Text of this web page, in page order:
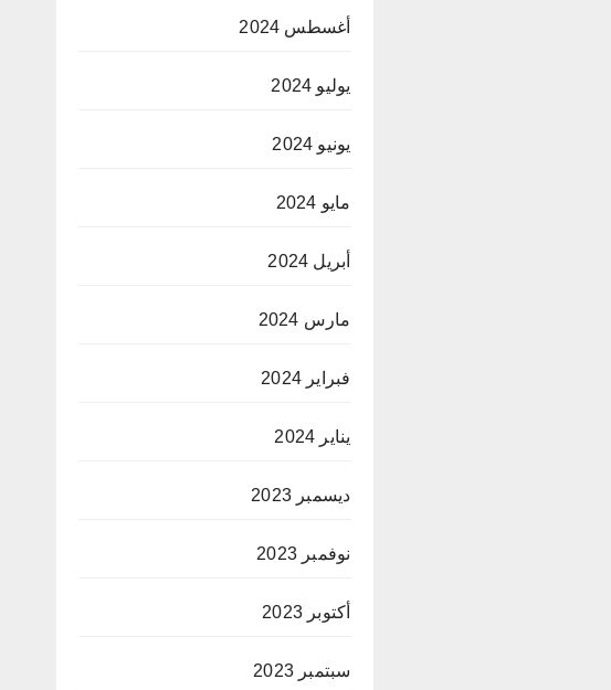
أغسطس 2024
يوليو 2024
يونيو 2024
مايو 2024
أبريل 2024
مارس 2024
فبراير 2024
يناير 2024
ديسمبر 2023
نوفمبر 2023
أكتوبر 2023
سبتمبر 2023